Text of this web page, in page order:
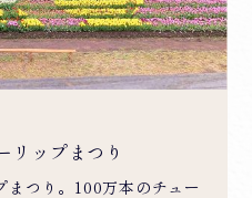
リップまつり
まつり。100万本のチュー